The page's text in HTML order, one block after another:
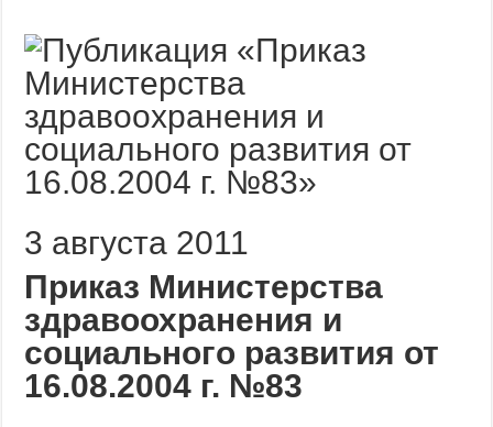
3 августа 2011
Приказ Министерства
здравоохранения и
социального развития от
16.08.2004 г. №83